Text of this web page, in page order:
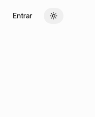
Entrar Toggle theme